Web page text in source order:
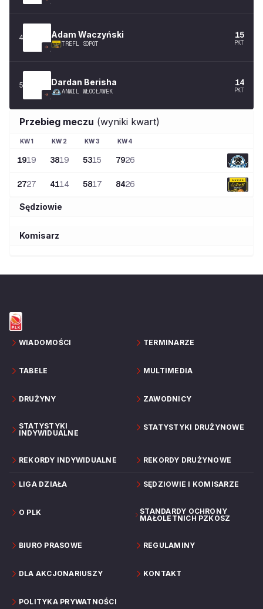
4 Adam Waczyński
TREFL SOPOT
15
PKT
5 Dardan Berisha
ANWIL WŁOCŁAWEK
14
PKT
Przebieg meczu (wyniki kwart)
KW1 KW 2 KW3 KW4
1919 3819 5315 7926
2727 4114 5817 8426
Sędziowie
Komisarz
WIADOMOŚCI TERMINARZE
TABELE MULTIMEDIA
DRUŻYNY ZAWODNICY
STATYSTYKI
INDYWIDUALNE
STATYSTYKI DRUŻYNOWE
REKORDY INDYWIDUALNE REKORDY DRUŻYNOWE
LIGA DZIAŁA SĘDZIOWIE I KOMISARZE
O PLK
STANDARDY OCHRONY
MAŁOLETNICH PZKOSZ
BIURO PRASOWE REGULAMINY
DLA AKCJONARIUSZY KONTAKT
POLITYKA PRYWATNOŚCI